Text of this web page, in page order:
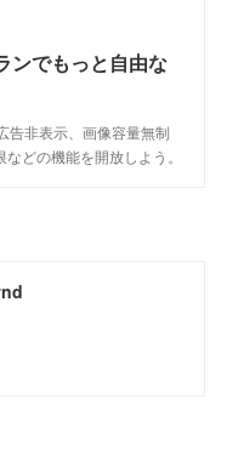
ンでもっと自由な
告非表示、画像容量無制
どの機能を開放しよう。